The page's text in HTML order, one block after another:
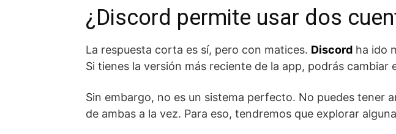
¿Discord permite usar dos
La respuesta corta es sí, pero con matices. Discord ha ido
Si tienes la versión más reciente de la app, podrás
Sin embargo, no es un sistema perfecto. No puedes tener
de ambas a la vez. Para eso, tendremos que explorar